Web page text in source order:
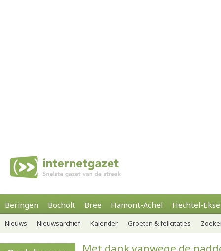
Beringen Bocholt Bree Hamont-Achel Hechtel-
Nieuws Nieuwsarchief Kalender Groeten & felicitaties
Met dank vanwege de